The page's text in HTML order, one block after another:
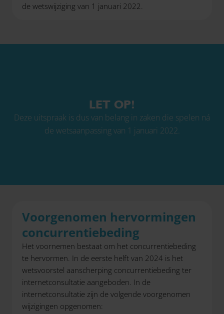
de wetswijziging van 1 januari 2022.
LET OP!
Deze uitspraak is dus van belang in zaken die spelen ná
de wetsaanpassing van 1 januari 2022.
Voorgenomen hervormingen
concurrentiebeding
Het voornemen bestaat om het concurrentiebeding
te hervormen. In de eerste helft van 2024 is het
wetsvoorstel aanscherping concurrentiebeding ter
internetconsultatie aangeboden. In de
internetconsultatie zijn de volgende voorgenomen
wijzigingen opgenomen: